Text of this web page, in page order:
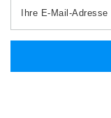
Ihre E-Mail-Adresse